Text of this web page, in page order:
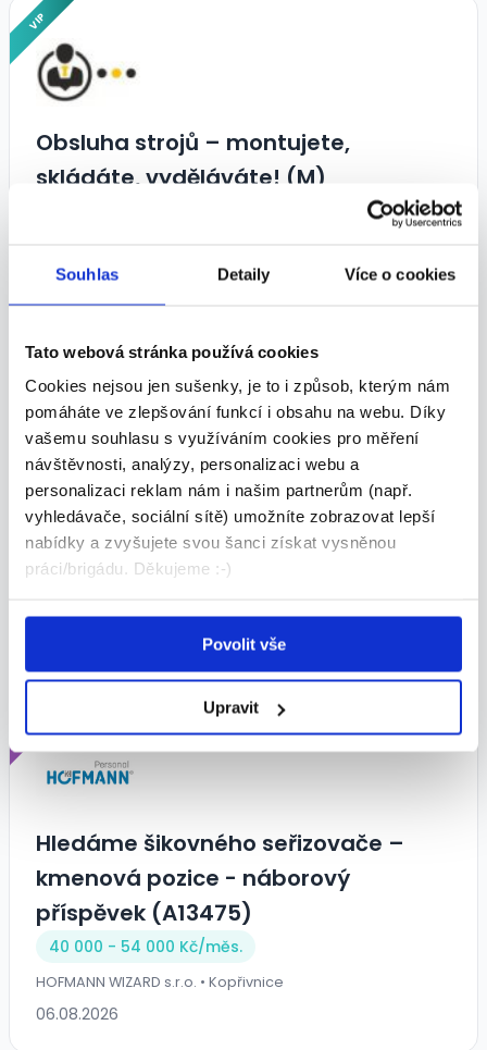
Souhlas Detaily Více o cookies
Tato webová stránka používá cookies
Cookies nejsou jen sušenky, je to i způsob, kterým nám
pomáháte ve zlepšování funkcí i obsahu na webu. Díky
vašemu souhlasu s využíváním cookies pro měření
návštěvnosti, analýzy, personalizaci webu a
personalizaci reklam nám i našim partnerům (např.
vyhledávače, sociální sítě) umožníte zobrazovat lepší
nabídky a zvyšujete svou šanci získat vysněnou
práci/brigádu. Děkujeme :-)
Povolit vše
Upravit
VIP
Obsluha strojů – montujete,
skládáte, vyděláváte! (M)
24.07.2026
Obsluha strojů – montujete,
skládáte, vyděláváte! (M)
29 500 - 33 500 Kč/ měs.
Hledáme šikovného seřizovače –
kmenová pozice - náborový
příspěvek (A13475)
40 000 - 54 000 Kč/měs.
HOFMANN WIZARD s.r.o. • Kopřivnice
06.08.2026